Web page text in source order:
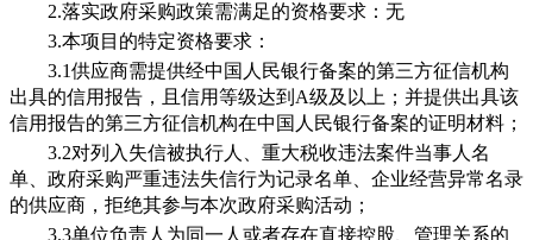
2.落实政府采购政策需满足的资格要求：无
3.本项目的特定资格要求：
3.1供应商需提供经中国人民银行备案的第三方征信机构
出具的信用报告，且信用等级达到 A级及以上；并提供出具该
信用报告的第三方征信机构在中国人民银行备案的证明材料 ；
3.2对列入失信被执行人、重大税收违法案件当事人名
单、政府采购严重违法失信行为记录名单、企业经营异常名录
的供应商，拒绝其参与本次政府采购活动；
3.3单位负责人为同一人或者存在直接控股、管理关系的